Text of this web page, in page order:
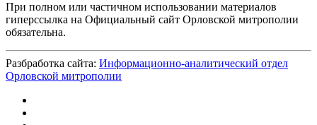
При полном или частичном использовании материалов
гиперссылка на Официальный сайт Орловской митрополии
обязательна.
Разбработка сайта: Информационно-аналитический отдел
Орловской митрополии